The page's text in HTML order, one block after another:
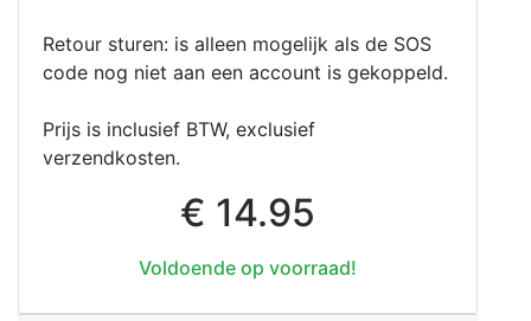
Retour sturen: is alleen mogelijk als de SOS
code nog niet aan een account is gekoppeld.
Prijs is inclusief BTW, exclusief
verzendkosten.
€ 14.95
Voldoende op voorraad!